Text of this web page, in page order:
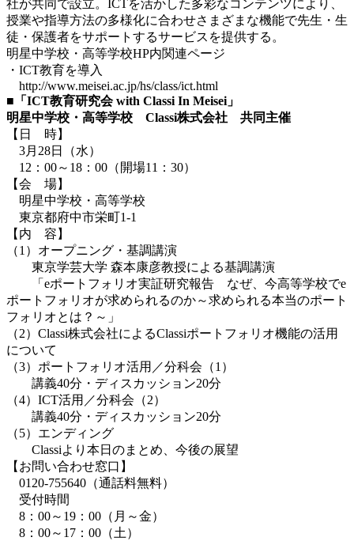
社が共同で設立。ICTを活かした多彩なコンテンツにより、
授業や指導方法の多様化に合わせさまざまな機能で先生・生
徒・保護者をサポートするサービスを提供する。
明星中学校・高等学校HP内関連ページ
・ICT教育を導入
http://www.meisei.ac.jp/hs/class/ict.html
■「ICT教育研究会 with Classi In Meisei」
明星中学校・高等学校 Classi株式会社 共同主催
【日 時】
3月28日（水）
12：00～18：00（開場11：30）
【会 場】
明星中学校・高等学校
東京都府中市栄町1-1
【内 容】
（1）オープニング・基調講演
東京学芸大学 森本康彦教授による基調講演
「eポートフォリオ実証研究報告 なぜ、今高等学校でe
ポートフォリオが求められるのか～求められる本当のポート
フォリオとは？～」
（2）Classi株式会社によるClassiポートフォリオ機能の活用
について
（3）ポートフォリオ活用／分科会（1）
講義40分・ディスカッション20分
（4）ICT活用／分科会（2）
講義40分・ディスカッション20分
（5）エンディング
Classiより本日のまとめ、今後の展望
【お問い合わせ窓口】
0120-755640（通話料無料）
受付時間
8：00～19：00（月～金）
8：00～17：00（土）